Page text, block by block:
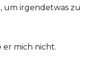
um irgendetwas zu
er mich nicht.